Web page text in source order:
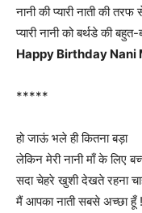
नानी की प्यारी नाती की तरफ
प्यारी नानी को बर्थडे की
Happy Birthday Nani
*****
हो जाऊं भले ही कितना बड़ा
लेकिन मेरी नानी माँ के लिए
सदा चेहरे खुशी देखते रहना
मैं आपका नाती सबसे अच्छा हूँ !